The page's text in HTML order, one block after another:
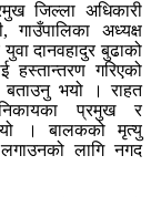
जिल्ला अधिकारी
अध्यक्ष
युवा दानवहादुर बुढाको
हस्तान्तरण गरिएको
बताउनु भयो । राहत
निकायका प्रमुख र
। बालकको मृत्यु
लागि नगद